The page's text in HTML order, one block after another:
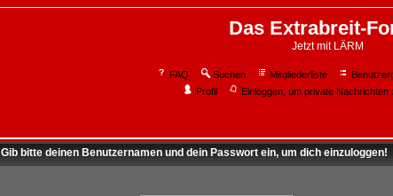
Das Extrabreit-
Jetzt mit LÄRM
FAQ Suchen Mitgliederliste
Profil
Einloggen, um private Nachrichten
Gib bitte deinen Benutzernamen und dein Passwort ein, um dich einzuloggen!